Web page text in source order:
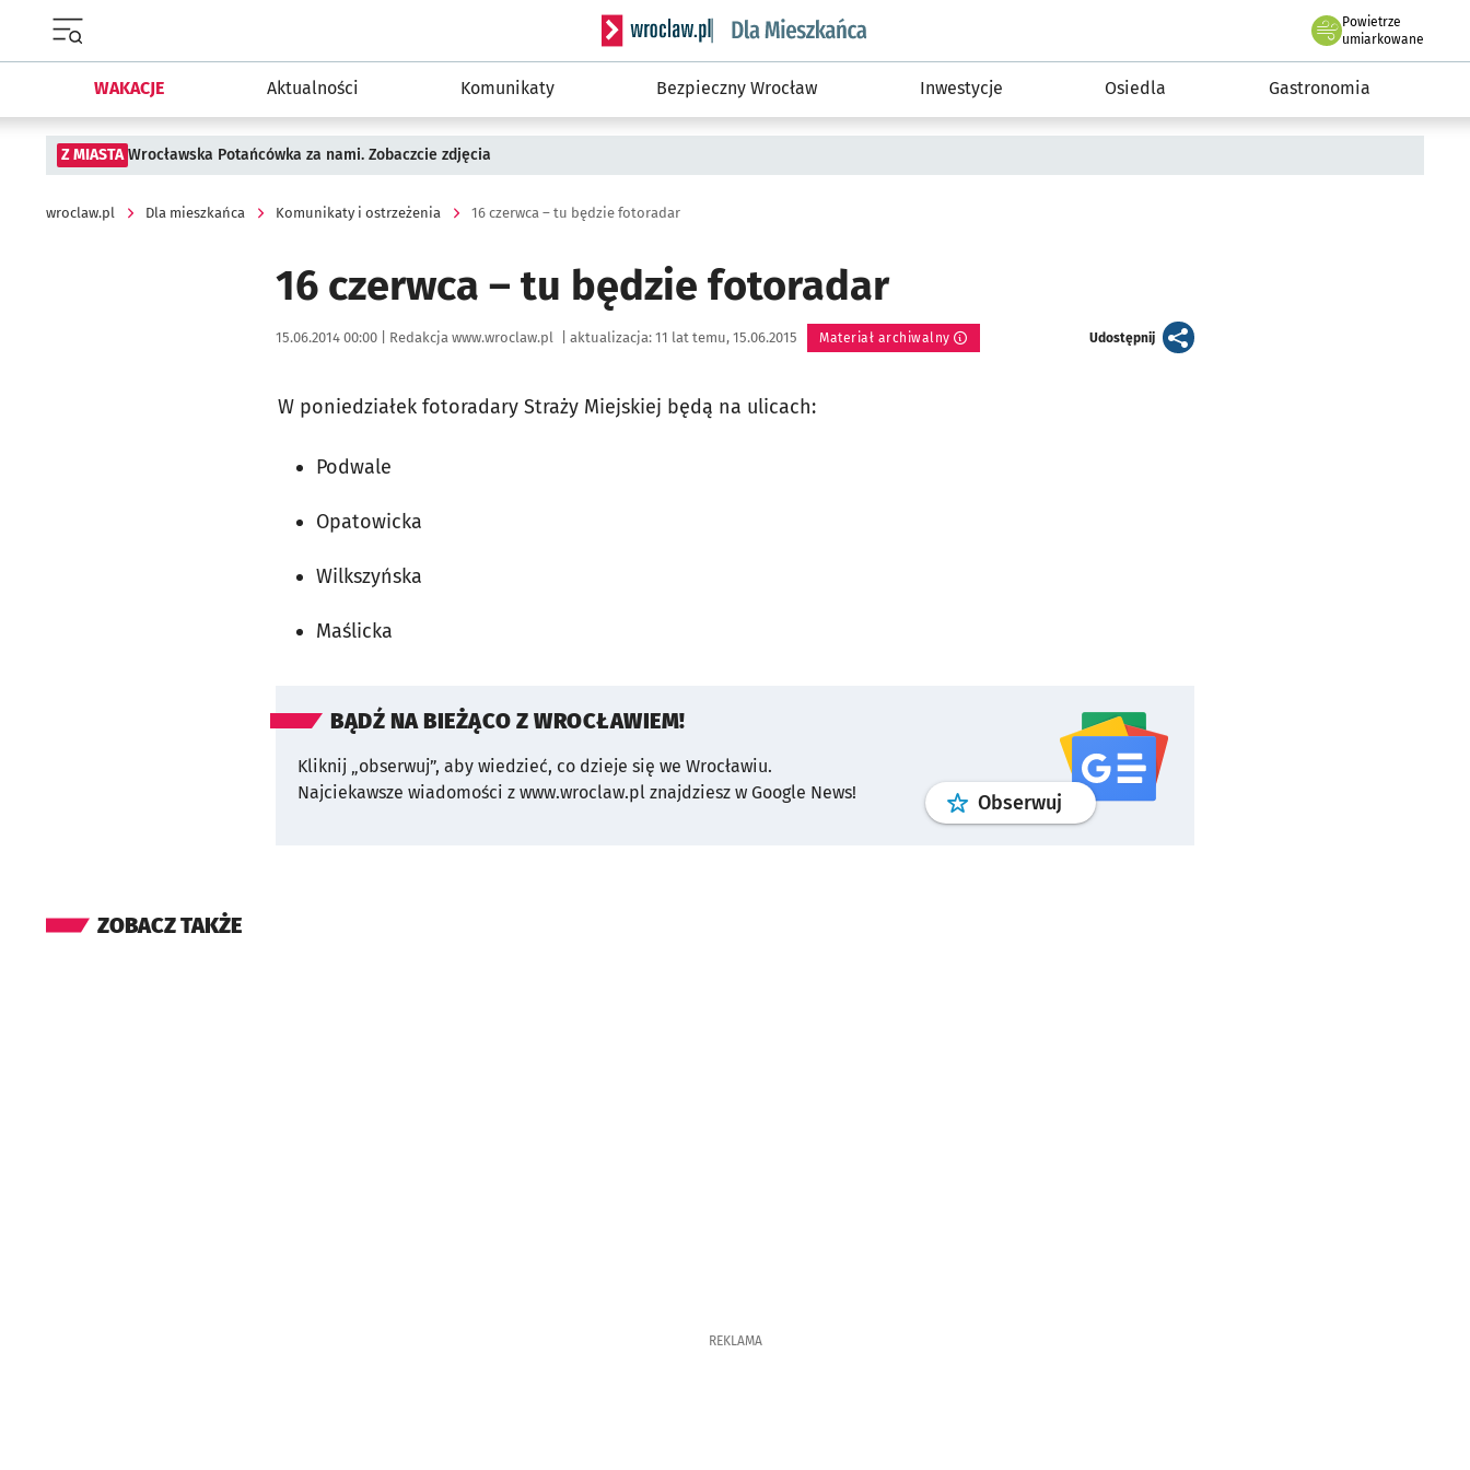
Serwis informacyjny wroclaw.pl podserwis: Dla mieszkańca
Powietrze
we Wrocławiu
umiarkowane
WAKACJE Aktualności Komunikaty Bezpieczny Wrocław Inwestycje Osiedla Gastronomia
Z MIASTA Wrocławska Potańcówka za nami. Zobaczcie zdjęcia
wroclaw.pl Dla mieszkańca Komunikaty i ostrzeżenia 16 czerwca – tu będzie fotoradar
16 czerwca – tu będzie fotoradar
Data publikacji:
15.06.2014 00:00 | Autor:
Redakcja www.wroclaw.pl aktualizacja: 11 lat temu, 15.06.2015 Materiał archiwalny Udostępnijartykuł
W poniedziałek fotoradary Straży Miejskiej będą na ulicach:
Podwale
Opatowicka
Wilkszyńska
Maślicka
BĄDŹ NA BIEŻĄCO Z WROCŁAWIEM!
Kliknij „obserwuj”, aby wiedzieć, co dzieje się we Wrocławiu.
Najciekawsze wiadomości z www.wroclaw.pl znajdziesz w Google News!
Obserwuj profilgoogle news
ZOBACZ TAKŻE
REKLAMA